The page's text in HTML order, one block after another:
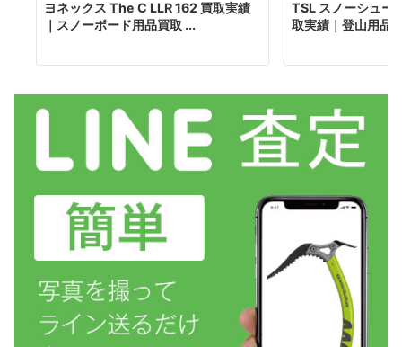
ヨネックス The C LLR 162 買取実績
｜スノーボード用品買取 ...
TSL スノーシュー
取実績｜登山用品